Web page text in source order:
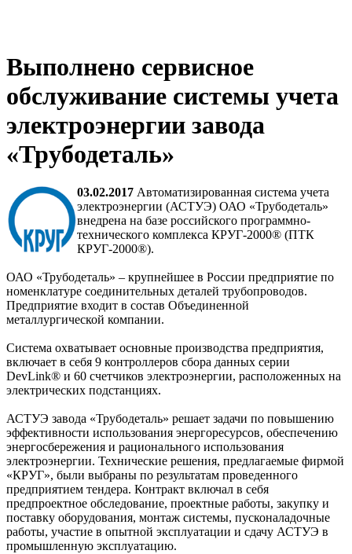
Выполнено сервисное
обслуживание системы учета
электроэнергии завода
«Трубодеталь»
03.02.2017 Автоматизированная система учета
электроэнергии (АСТУЭ) ОАО «Трубодеталь»
внедрена на базе российского программно-
технического комплекса КРУГ-2000® (ПТК
КРУГ-2000®).
ОАО «Трубодеталь» – крупнейшее в России предприятие по
номенклатуре соединительных деталей трубопроводов.
Предприятие входит в состав Объединенной
металлургической компании.
Система охватывает основные производства предприятия,
включает в себя 9 контроллеров сбора данных серии
DevLink® и 60 счетчиков электроэнергии, расположенных на
электрических подстанциях.
АСТУЭ завода «Трубодеталь» решает задачи по повышению
эффективности использования энергоресурсов, обеспечению
энергосбережения и рационального использования
электроэнергии. Технические решения, предлагаемые фирмой
«КРУГ», были выбраны по результатам проведенного
предприятием тендера. Контракт включал в себя
предпроектное обследование, проектные работы, закупку и
поставку оборудования, монтаж системы, пусконаладочные
работы, участие в опытной эксплуатации и сдачу АСТУЭ в
промышленную эксплуатацию.